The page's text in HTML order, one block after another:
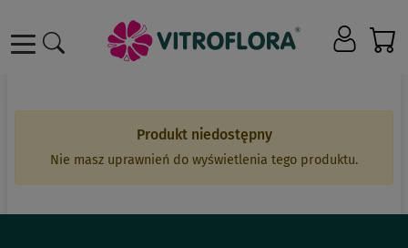
Produkt niedostępny
Nie masz uprawnień do wyświetlenia tego produktu.